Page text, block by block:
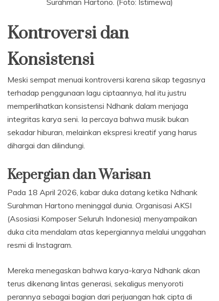
Kontroversi dan
Konsistensi
Meski sempat menuai kontroversi karena sikap tegasnya
terhadap penggunaan lagu ciptaannya, hal itu justru
memperlihatkan konsistensi Ndhank dalam menjaga
integritas karya seni. Ia percaya bahwa musik bukan
sekadar hiburan, melainkan ekspresi kreatif yang harus
dihargai dan dilindungi.
Kepergian dan Warisan
Pada 18 April 2026, kabar duka datang ketika Ndhank
Surahman Hartono meninggal dunia. Organisasi AKSI
(Asosiasi Komposer Seluruh Indonesia) menyampaikan
duka cita mendalam atas kepergiannya melalui unggahan
resmi di Instagram.
Mereka menegaskan bahwa karya-karya Ndhank akan
terus dikenang lintas generasi, sekaligus menyoroti
perannya sebagai bagian dari perjuangan hak cipta di